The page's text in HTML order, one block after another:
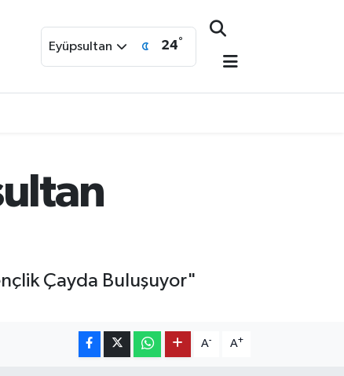
Eyüpsultan 24°
Çayda Buluşuyor"
A- A+